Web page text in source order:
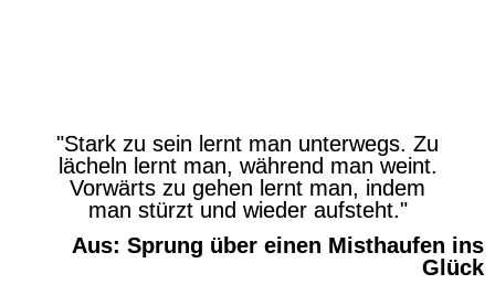
"Stark zu sein lernt man unterwegs. Zu
lächeln lernt man, während man weint.
Vorwärts zu gehen lernt man, indem
man stürzt und wieder aufsteht."
Aus: Sprung über einen Misthaufen ins
Glück